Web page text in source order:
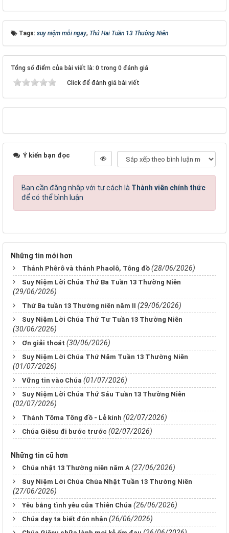
Tags: suy niệm mỗi ngay, Thứ Hai Tuần 13 Thường Niên
Tổng số điểm của bài viết là: 0 trong 0 đánh giá
Click để đánh giá bài viết
Ý kiến bạn đọc
Bạn cần đăng nhập với tư cách là Thành viên chính thức
để có thể bình luận
Những tin mới hơn
Thánh Phêrô và thánh Phaolô, Tông đồ (28/06/2026)
Suy Niệm Lời Chúa Thứ Ba Tuần 13 Thường Niên
(29/06/2026)
Thứ Ba tuần 13 Thường niên năm II (29/06/2026)
Suy Niệm Lời Chúa Thứ Tư Tuần 13 Thường Niên
(30/06/2026)
Ơn giải thoát (30/06/2026)
Suy Niệm Lời Chúa Thứ Năm Tuần 13 Thường Niên
(01/07/2026)
Vững tin vào Chúa (01/07/2026)
Suy Niệm Lời Chúa Thứ Sáu Tuần 13 Thường Niên
(02/07/2026)
Thánh Tôma Tông đồ - Lễ kính (02/07/2026)
Chúa Giêsu đi bước trước (02/07/2026)
Những tin cũ hơn
Chúa nhật 13 Thường niên năm A (27/06/2026)
Suy Niệm Lời Chúa Chúa Nhật Tuần 13 Thường Niên
(27/06/2026)
Yêu bằng tình yêu của Thiên Chúa (26/06/2026)
Chúa dạy ta biết đón nhận (26/06/2026)